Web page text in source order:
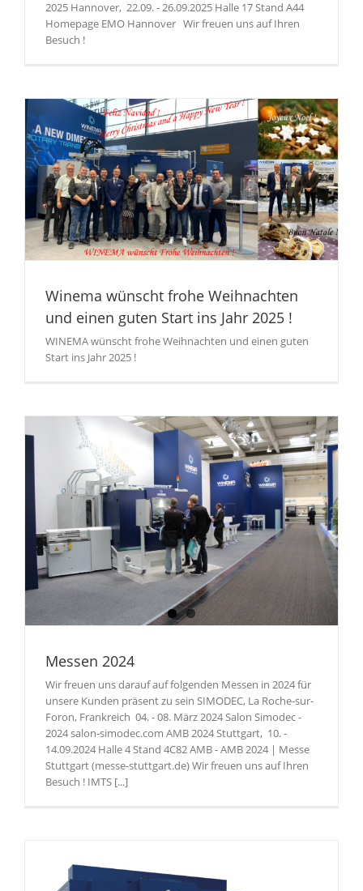
2025 Hannover, 22.09. - 26.09.2025 Halle 17 Stand A44
Homepage EMO Hannover Wir freuen uns auf Ihren
Besuch !
Winema wünscht frohe Weihnachten
und einen guten Start ins Jahr 2025 !
WINEMA wünscht frohe Weihnachten und einen guten
Start ins Jahr 2025 !
Messen 2024
Wir freuen uns darauf auf folgenden Messen in 2024 für
unsere Kunden präsent zu sein SIMODEC, La Roche-sur-
Foron, Frankreich 04. - 08. März 2024 Salon Simodec -
2024 salon-simodec.com AMB 2024 Stuttgart, 10. -
14.09.2024 Halle 4 Stand 4C82 AMB - AMB 2024 | Messe
Stuttgart (messe-stuttgart.de) Wir freuen uns auf Ihren
Besuch ! IMTS [...]